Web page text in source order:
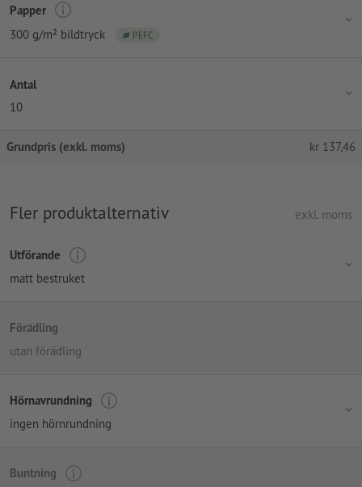
Papper
300 g/m² bildtryck
PEFC
Antal
10
Grundpris (exkl. moms) kr 137,46
Fler produktalternativ exkl. moms
Utförande
matt bestruket
Förädling
utan förädling
Hörnavrundning
ingen hörnrundning
Buntning